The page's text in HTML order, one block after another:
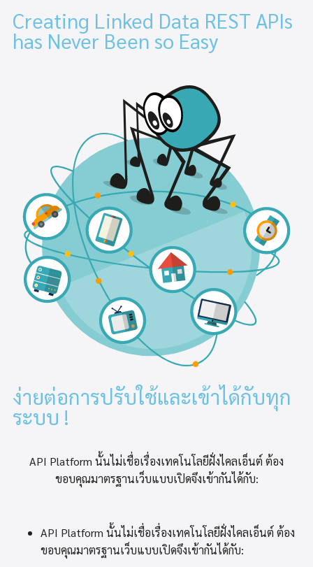
Creating Linked Data REST APIs
has Never Been so Easy
ง่ายต่อการปรับใช้และเข้าได้กับทุก
ระบบ !
API Platform นั้นไม่เชื่อเรื่องเทคโนโลยีฝั่งไคลเอ็นต์ ต้อง
ขอบคุณมาตรฐานเว็บแบบเปิดจึงเข้ากันได้กับ:
API Platform นั้นไม่เชื่อเรื่องเทคโนโลยีฝั่งไคลเอ็นต์ ต้อง
ขอบคุณมาตรฐานเว็บแบบเปิดจึงเข้ากันได้กับ: